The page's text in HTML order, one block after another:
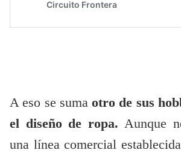
A eso se suma otro de sus
el diseño de ropa.Aunque
una línea comercial